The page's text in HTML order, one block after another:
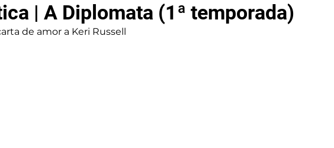
| A Diplomata (1ª temporada)
de amor a Keri Russell